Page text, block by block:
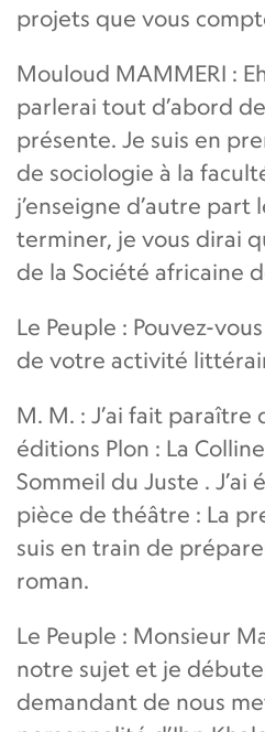
projets que vous
Mouloud MAMMERI :
parlerai tout d’abord
présente. Je suis en
de sociologie à la
j’enseigne d’autre part
terminer, je vous dirai
de la Société africaine
Le Peuple : Pouvez-
de votre activité
M. M. : J’ai fait paraître
éditions Plon : La
Sommeil du Juste .
pièce de théâtre : La
suis en train de
roman.
Le Peuple : Monsieur
notre sujet et je
demandant de nous